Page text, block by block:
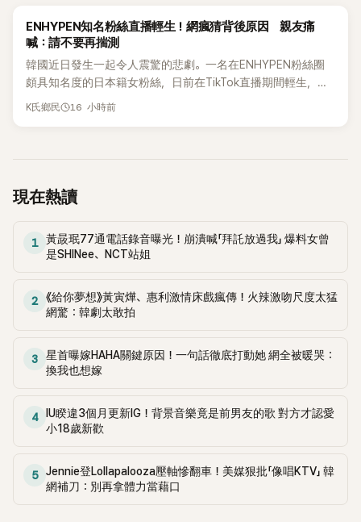
K-POP
ENHYPEN知名粉絲直播輕生！網瘋猜背後原因 親友痛
喊：請不要再揣測
韓國近日發生一起令人震驚的悲劇。一名在ENHYPEN粉絲圈
頗具知名度的日本籍女粉絲，日前在TikTok直播期間輕生，最
終不幸身亡，消息曝光後震驚韓網，也讓不少粉絲湧入社群平
K氏鄉民 16 小時前
現在熱讀
1
黃晸珉77通電話錄音曝光！崩潰喊「拜託放過我」 爆料女曾
是SHINee、NCT站姐
2
《給你夢想》黃寅燁、惠利激情床戲瘋傳！火辣激吻尺度太猛
網驚：韓劇太敢拍
3
星首曝嫁HAHA關鍵原因！一句話徹底打動她 網全被暖哭：
換我也想嫁
4
IU睽違3個月更新IG！背景音樂竟是前男友的歌 對方才認愛
小18歲新歡
5
Jennie登Lollapalooza壓軸慘翻車！美媒狠批「像唱KTV」 韓
網補刀：別再拿體力當藉口